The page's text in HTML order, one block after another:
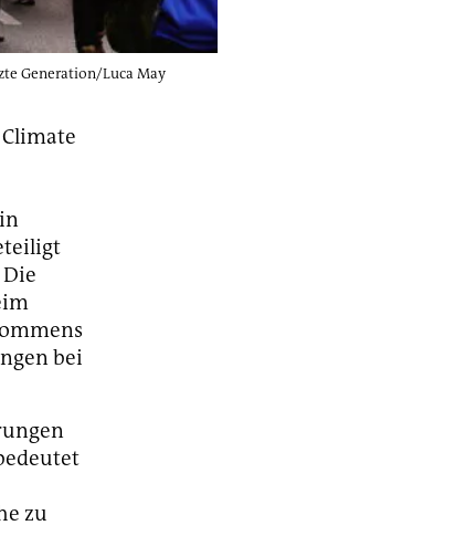
Generation/Luca May
bei
zu